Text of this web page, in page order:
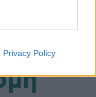
Privacy Policy